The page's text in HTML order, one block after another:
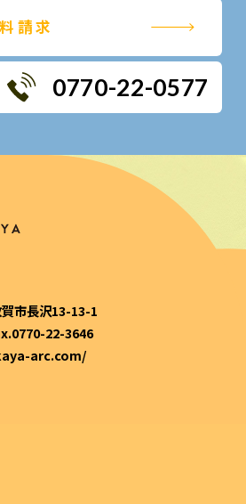
請求
0770-22-0577
市長沢13-13-1
22-3646
arc.com/